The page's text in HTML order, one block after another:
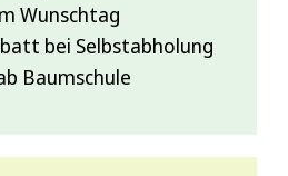
Wunschtag
bei Selbstabholung
Baumschule